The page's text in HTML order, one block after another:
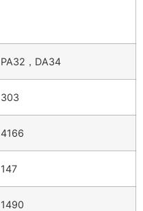
PA32，DA34
303
4166
147
1490